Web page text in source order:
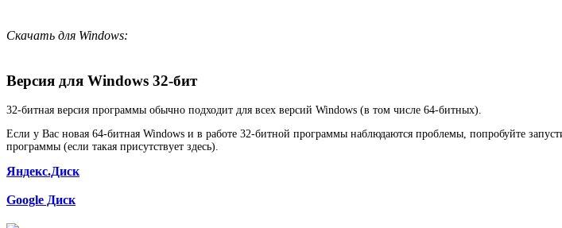
Скачать для Windows:
Версия для Windows 32-бит
32-битная версия программы обычно подходит для всех версий Windows (в том числе 64-битных).
Если у Вас новая 64-битная Windows и в работе 32-битной программы наблюдаются проблемы, попробуйте
программы (если такая присутствует здесь).
Яндекс.Диск
Google Диск